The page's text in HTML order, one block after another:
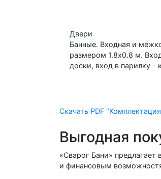
Двери
Банные. Входная и
размером 1.8х0.8 м.
доски, вход в парилку -
Скачать PDF
Выгодная
«Сварог Бани»
и финансовым